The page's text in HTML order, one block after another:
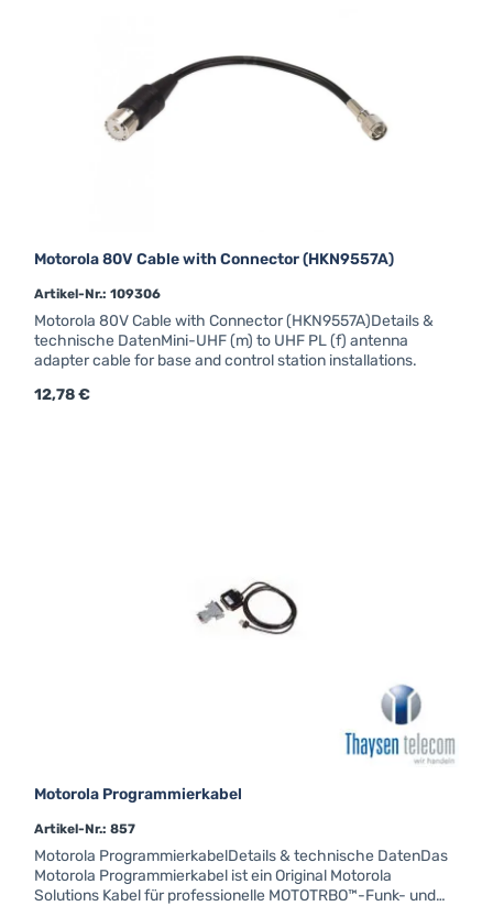
Motorola 80V Cable with Connector (HKN9557A)
Artikel-Nr.: 109306
Motorola 80V Cable with Connector (HKN9557A)Details &
technische DatenMini-UHF (m) to UHF PL (f) antenna
adapter cable for base and control station installations.
Regulärer Preis:
12,78 €
Motorola Programmierkabel
Artikel-Nr.: 857
Motorola ProgrammierkabelDetails & technische DatenDas
Motorola Programmierkabel ist ein Original Motorola
Solutions Kabel für professionelle MOTOTRBO™-Funk- und